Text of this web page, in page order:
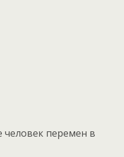
человек перемен в